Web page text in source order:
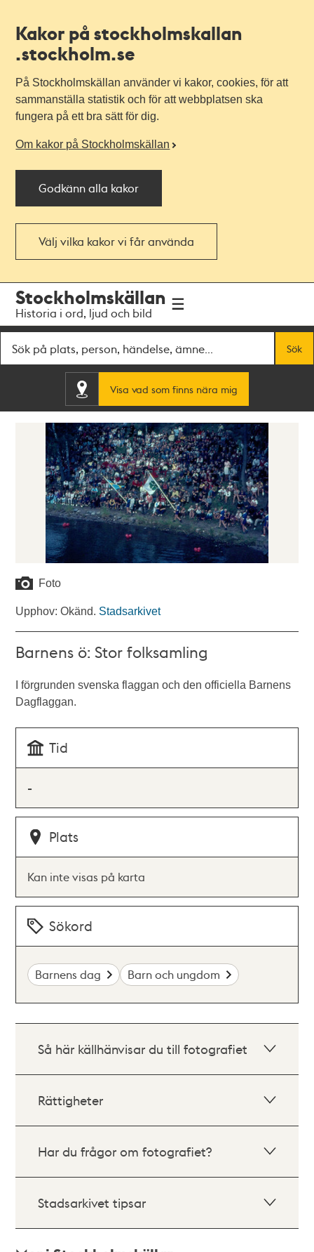
Kakor på stockholmskallan
.stockholm.se
På Stockholmskällan använder vi kakor, cookies, för att
sammanställa statistik och för att webbplatsen ska
fungera på ett bra sätt för dig.
Om kakor på Stockholmskällan
Godkänn alla kakor
Välj vilka kakor vi får använda
navigationen
huvudinnehållet
Stockholmskällan
Historia i ord, ljud och bild
Sök
Visa vad som finns nära mig
Foto
Upphov: Okänd. Stadsarkivet
Barnens ö: Stor folksamling
I förgrunden svenska flaggan och den officiella Barnens
Dagflaggan.
Tid
-
Plats
Kan inte visas på karta
Sökord
Barnens dag Barn och ungdom
Så här källhänvisar du till fotografiet
Rättigheter
Har du frågor om fotografiet?
Stadsarkivet tipsar